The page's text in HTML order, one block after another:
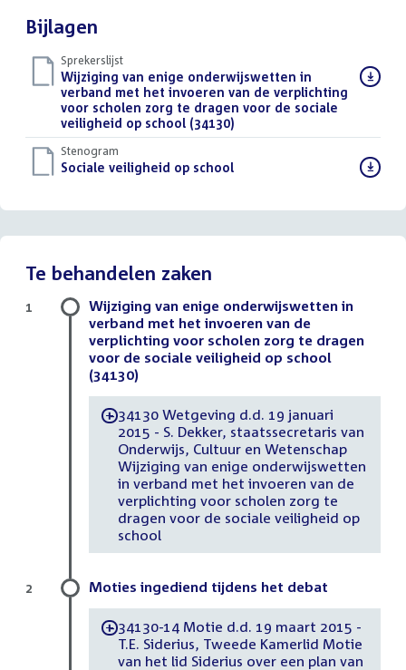
Bijlagen
Sprekerslijst
Download
bestand:
Wijziging van enige onderwijswetten in
verband met het invoeren van de verplichting
voor scholen zorg te dragen voor de sociale
veiligheid op school (34130)
Stenogram
Download
Sociale veiligheid op school()
Te behandelen zaken
Wijziging van enige onderwijswetten in
verband met het invoeren van de
verplichting voor scholen zorg te dragen
voor de sociale veiligheid op school
(34130)
-34130 Wetgeving d.d. 19 januari
2015 - S. Dekker, staatssecretaris van
Onderwijs, Cultuur en Wetenschap
Wijziging van enige onderwijswetten
in verband met het invoeren van de
verplichting voor scholen zorg te
dragen voor de sociale veiligheid op
school
1
Moties ingediend tijdens het debat
-34130-14 Motie d.d. 19 maart 2015 -
T.E. Siderius, Tweede Kamerlid Motie
van het lid Siderius over een plan van
2